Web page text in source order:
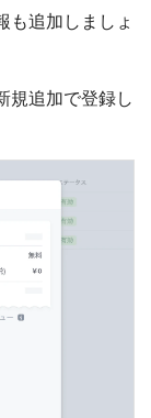
も追加しましょ
規追加で登録し